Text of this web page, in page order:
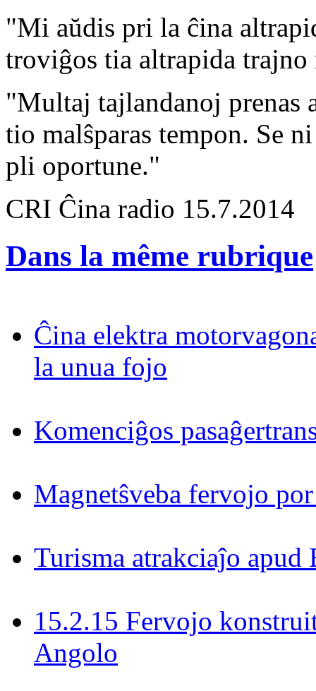
"Mi aŭdis pri la ĉina
troviĝos tia altrapida
"Multaj tajlandanoj prenas
tio malŝparas tempon. Se
pli oportune."
CRI Ĉina radio 15.7.2014
Dans la même rubrique
Ĉina elektra
la unua fojo
Komenciĝos
Magnetŝveba fervojo
Turisma atrakciaĵo apud
15.2.15 Fervojo
Angolo